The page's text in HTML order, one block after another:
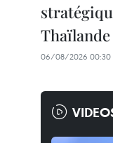
Thaïlande
06/08/2026 00:30